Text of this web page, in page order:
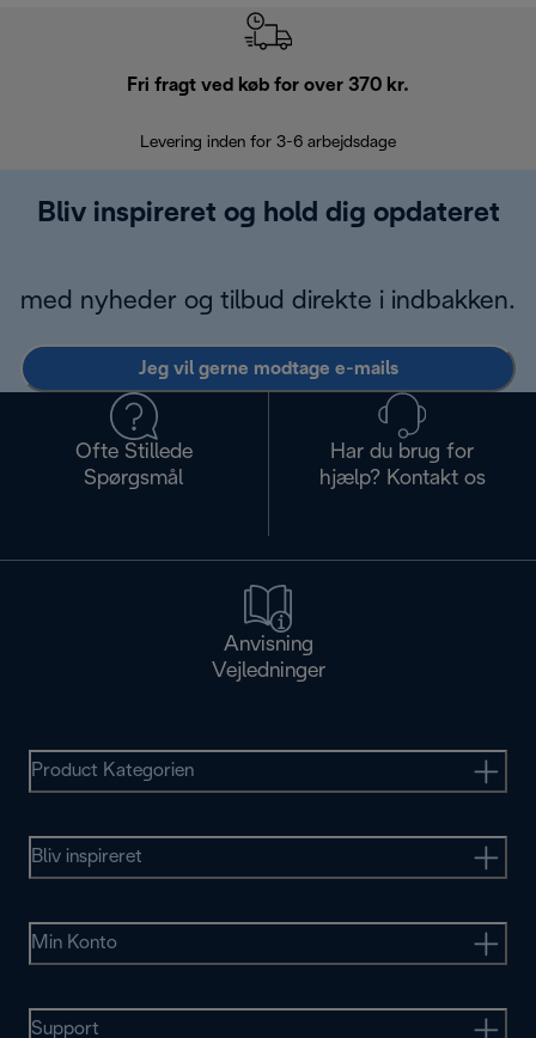
Fri fragt ved køb for over 370 kr.
Levering inden for 3-6 arbejdsdage
Bliv inspireret og hold dig opdateret
med nyheder og tilbud direkte i indbakken.
Jeg vil gerne modtage e-mails
Ofte Stillede
Spørgsmål
Har du brug for
hjælp? Kontakt os
Anvisning
Vejledninger
Product Kategorien
Bliv inspireret
Min Konto
Support